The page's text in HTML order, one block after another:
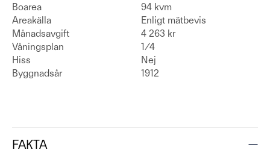
Boarea
94 kvm
Areakälla
Enligt mätbevis
Månadsavgift
4 263 kr
Våningsplan
1/4
Hiss
Nej
Byggnadsår
1912
FAKTA